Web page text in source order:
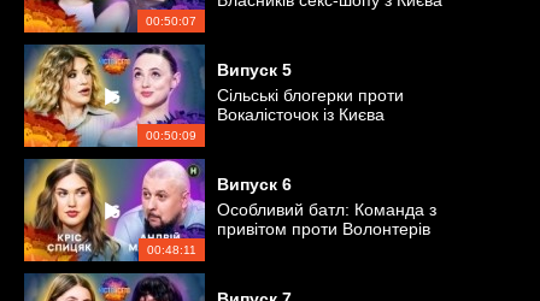
00:50:07
00:50:09
Випуск 5
Сільські блогерки проти
Вокалісточок із Києва
00:48:11
Випуск 6
Особливий батл: Команда з
привітом проти Волонтерів